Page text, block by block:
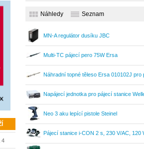
4
Náhledy Seznam
MN-A regulátor dusíku JBC
Multi-TC pájecí pero 75W Ersa
Náhradní topné těleso Ersa 010102J pro
Napájecí jednotka pro pájecí stanice
Neo 3 aku lepící pistole Steinel
Pájecí stanice i-CON 2 s, 230 V/AC, 120